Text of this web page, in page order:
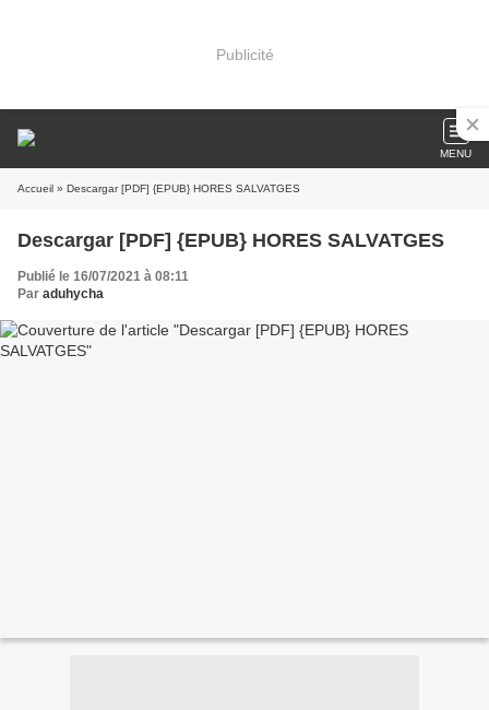
Publicité
MENU
Accueil » Descargar [PDF] {EPUB} HORES SALVATGES
Descargar [PDF] {EPUB} HORES SALVATGES
Publié le 16/07/2021 à 08:11
Par aduhycha